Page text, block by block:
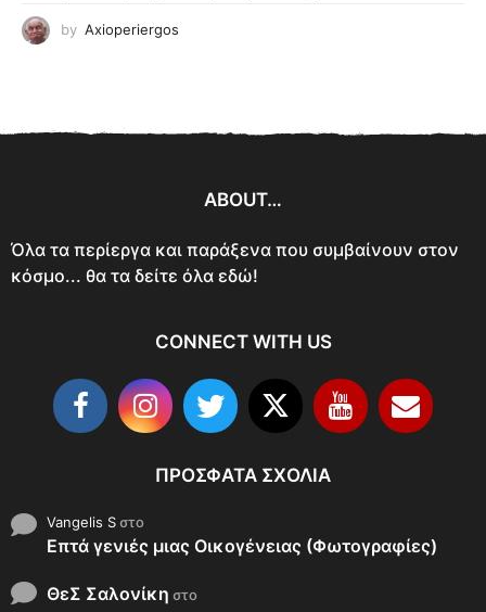
by Axioperiergos
ABOUT…
Όλα τα περίεργα και παράξενα που συμβαίνουν στον
κόσμο... θα τα δείτε όλα εδώ!
CONNECT WITH US
ΠΡΌΣΦΑΤΑ ΣΧΌΛΙΑ
Vangelis Sστο
Επτά γενιές μιας Οικογένειας (Φωτογραφίες)
ΘεΣ Σαλονίκη στο